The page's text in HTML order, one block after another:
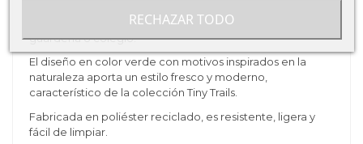
para el nombre la hace perfecta para entornos como
guardería o colegio.
El diseño en color verde con motivos inspirados en la
naturaleza aporta un estilo fresco y moderno,
característico de la colección Tiny Trails.
Fabricada en poliéster reciclado, es resistente, ligera y
fácil de limpiar.
RECHAZAR TODO